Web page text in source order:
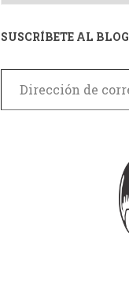
SUSCRÍBETE AL BLOG
Dirección de correo electrónico